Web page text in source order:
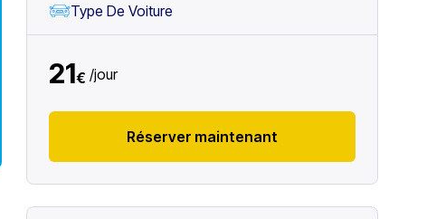
Type De Voiture
21€ /jour
Réserver maintenant